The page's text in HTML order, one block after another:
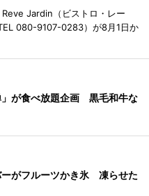
Jardin（ビストロ・レー
080-9107-0283）が8月1日か
」が食べ放題企画 黒毛和牛な
ーがフルーツかき氷 凍らせた